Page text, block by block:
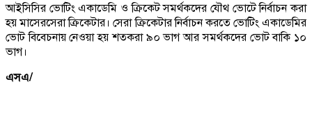
আইসিসির ভোটিং একাডেমি ও ক্রিকেট সমর্থকদের যৌথ ভোটে নির্বাচন করা
হয় মাসেরসেরা ক্রিকেটার। সেরা ক্রিকেটার নির্বাচন করতে ভোটিং একাডেমির
ভোট বিবেচনায় নেওয়া হয় শতকরা ৯০ ভাগ আর সমর্থকদের ভোট বাকি ১০
ভাগ।
এসএ/